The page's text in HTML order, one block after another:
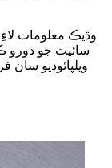
وڌيڪ معلومات
سائيٽ جو دورو
ويلپائوڊيو